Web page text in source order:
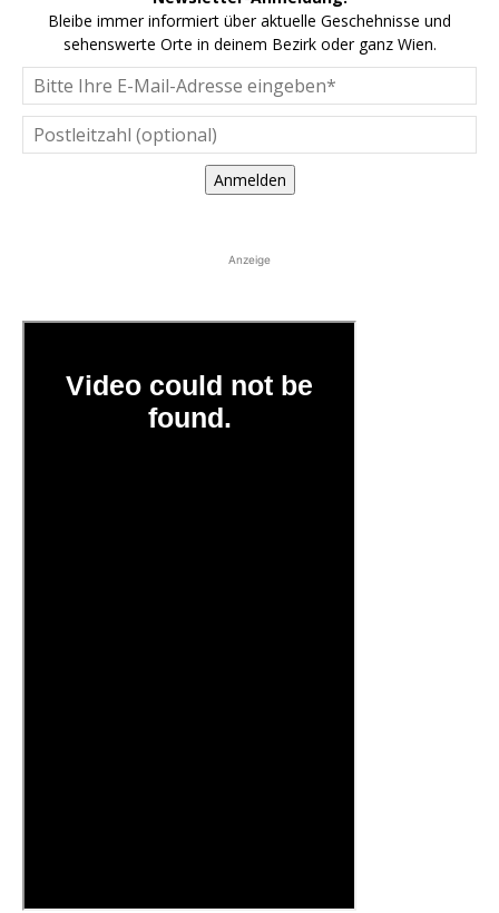
Bleibe immer informiert über aktuelle Geschehnisse und
sehenswerte Orte in deinem Bezirk oder ganz Wien.
Anmelden
Anzeige